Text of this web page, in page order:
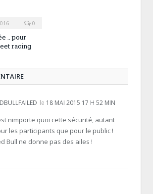
0
.. pour
racing
le 18 MAI 2015 17 H 52 MIN
nimporte quoi cette sécurité, autant
les participants que pour le public !
Bull ne donne pas des ailes !